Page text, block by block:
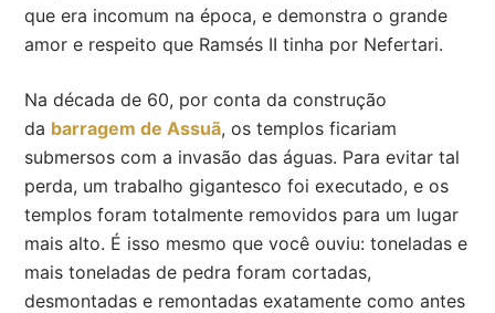
que era incomum na época, e demonstra o grande
amor e respeito que Ramsés II tinha por Nefertari.
Na década de 60, por conta da construção
da barragem de Assuã, os templos ficariam
submersos com a invasão das águas. Para evitar tal
perda, um trabalho gigantesco foi executado, e os
templos foram totalmente removidos para um lugar
mais alto. É isso mesmo que você ouviu: toneladas e
mais toneladas de pedra foram cortadas,
desmontadas e remontadas exatamente como antes